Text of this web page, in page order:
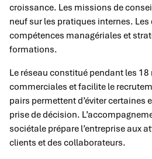
croissance. Les missions de
neuf sur les pratiques internes.
compétences managériales et
formations.
Le réseau constitué pendant les
commerciales et facilite le
pairs permettent d’éviter certaines
prise de décision.
sociétale prépare l’entreprise aux
clients et des collaborateurs.